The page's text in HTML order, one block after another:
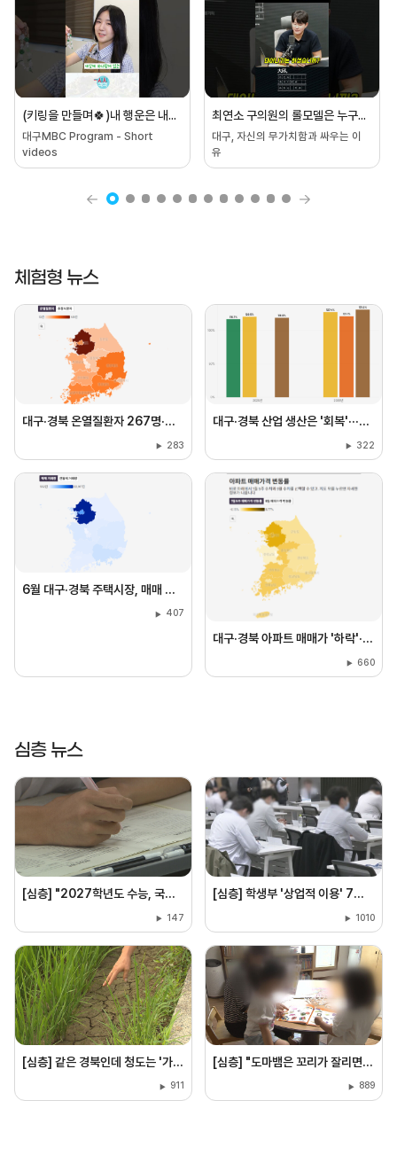
(키링을 만들며🍀)내 행운은 내가 찾는다…🕵🏻‍♀️ #shorts #대구 #럭키맥싱 #키링 #키링만들기 #행운템
대구MBC Program - Short
videos
최연소 구의원의 롤모델은 누구? #대구mbc #shorts #대구,자신의무가치함과싸우는이유
대구, 자신의 무가치함과 싸우는 이
유
체험형 뉴스
대구·경북 온열질환자 267명·사망 1명
283
대구·경북 산업 생산은 '회복'···건설·소비는 '부진'
322
6월 대구·경북 주택시장, 매매 늘었지만⋯미분양도 늘어
407
대구·경북 아파트 매매가 '하락'···전세가는 '소폭 상승'
660
심층 뉴스
[심층] "2027학년도 수능, 국어 난이도 오르고 영어 평이할 듯"
147
[심층] 학생부 '상업적 이용' 7월 29일부터 전면 금지···사교육계 서비스 중단에 입시 현장 '혼란'
1010
[심층] 같은 경북인데 청도는 '가뭄' 안동은 '물난리'···일상 된 기후 양극화
911
[심층] "도마뱀은 꼬리가 잘리면 다시 자란대요"···상처 입은 아이 돌보는 '아동그룹홈'
889